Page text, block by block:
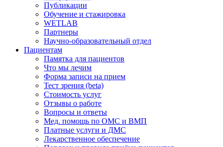
Публикации
Обучение и стажировка
WETLAB
Партнеры
Научно-образовательный отдел
Пациентам
Памятка для пациентов
Что мы лечим
Форма записи на прием
Тест зрения (beta)
Стоимость услуг
Отзывы о работе
Вопросы и ответы
Мед. помощь по ОМС и ВМП
Платные услуги и ДМС
Лекарственное обеспечение